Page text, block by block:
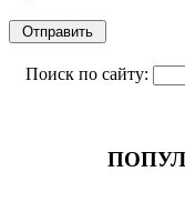
Поиск по сайту: